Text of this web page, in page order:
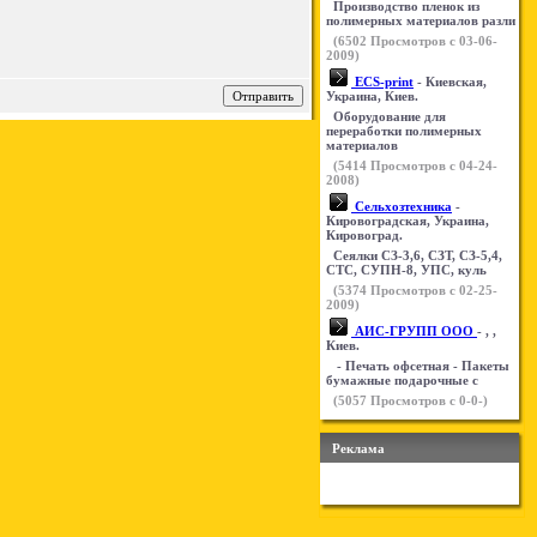
Производство пленок из
полимерных материалов разли
(6502 Просмотров с 03-06-
2009)
ECS-print - Киевская,
Украина, Киев.
Оборудование для
переработки полимерных
материалов
(5414 Просмотров с 04-24-
2008)
Сельхозтехника -
Кировоградская, Украина,
Кировоград.
Сеялки СЗ-3,6, СЗТ, СЗ-5,4,
СТС, СУПН-8, УПС, куль
(5374 Просмотров с 02-25-
2009)
АИС-ГРУПП ООО - , ,
Киев.
- Печать офсетная - Пакеты
бумажные подарочные с
(5057 Просмотров с 0-0-)
Реклама